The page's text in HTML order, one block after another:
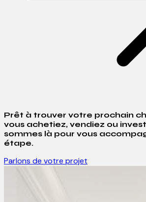
Prêt à trouver votre prochain
vous achetiez, vendiez ou
sommes là pour vous
étape.
Parlons de votre projet